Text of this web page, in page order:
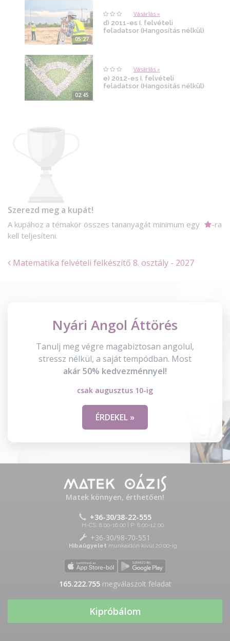
05:27
Vásárlás »
d) 2011-es I. felvételi
feladatsor (Hangosítás nélkül)
02:45
Vásárlás »
e) 2012-es I. felvételi
feladatsor (Hangosítás nélkül)
Szerezd meg a kupát!
A kupához a témakör összes tananyagát minimum egy
-ra
kell teljesíteni.
Matematika felvételi felkészítő 8. osztály - 2027
Nyári Angol Áttörés
Tanulj meg végre magabiztosan angolul,
stressz nélkül, a saját tempódban. Most
akár 50% kedvezménnyel!
csak augusztus 10-ig
ÉRDEKEL »
Matek könnyen, érthetően!
+36-30/38-22-555
H-CS: 8:00-16:00 | P: 8:00-12:00
+36-30/98-70-551
Hibaügyelet munkaidőn kívül 20:00-ig
165.222.755megválaszolt feladat
Kipróbálom